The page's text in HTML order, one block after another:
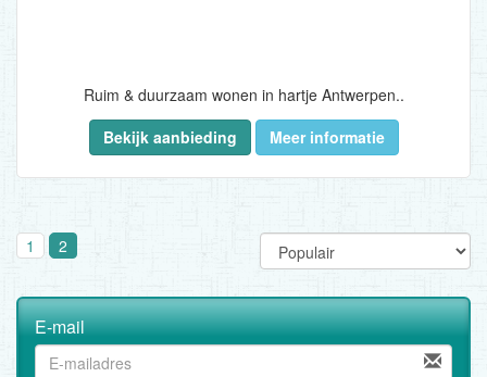
Ruim & duurzaam wonen in hartje Antwerpen..
Bekijk aanbieding
Meer informatie
1 2
E-mail